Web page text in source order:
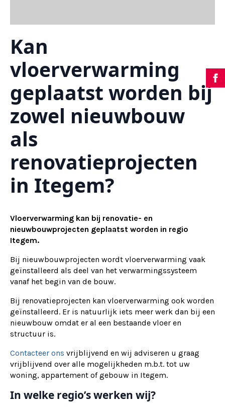
Kan
vloerverwarming
geplaatst worden bij
zowel nieuwbouw
als
renovatieprojecten
in Itegem?
Vloerverwarming kan bij renovatie- en
nieuwbouwprojecten geplaatst worden in regio
Itegem.
Bij nieuwbouwprojecten wordt vloerverwarming vaak
geïnstalleerd als deel van het verwarmingssysteem
vanaf het begin van de bouw.
Bij renovatieprojecten kan vloerverwarming ook worden
geïnstalleerd. Er is natuurlijk iets meer werk dan bij een
nieuwbouw omdat er al een bestaande vloer en
structuur is.
Contacteer ons vrijblijvend en wij adviseren u graag
vrijblijvend over alle mogelijkheden m.b.t. tot uw
woning, appartement of gebouw in Itegem.
In welke regio’s werken wij?